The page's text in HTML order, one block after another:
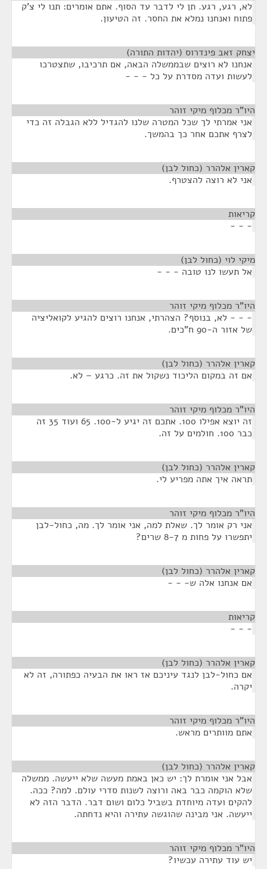
לא, רגע, רגע. תן לי לדבר עד הסוף. אתם אומרים: תנו לי צ'ק
פתוח ואנחנו נמלא את החסר. זה הטיעון.
יצחק זאב פינדרוס (יהדות התורה)
אנחנו לא רוצים שבממשלה הבאה, אם תרכיבו, שתצטרכו
לעשות ועדה מסדרת על כל - - -
היו"ר מכלוף מיקי זוהר
אני אמרתי לך שכל המטרה שלנו להגדיל ללא הגבלה זה כדי
לצרף אתכם אחר כך בהמשך.
קארין אלהרר (כחול לבן)
אני לא רוצה להצטרף.
קריאות
- - -
מיקי לוי (כחול לבן)
אל תעשו לנו טובה - - -
היו"ר מכלוף מיקי זוהר
- - - לא, בנוסף? הצהרתי, אנחנו רוצים להגיע לקואליציה
של אזור ה-90 ח"כים.
קארין אלהרר (כחול לבן)
אם זה במקום הליכוד נשקול את זה. כרגע – לא.
היו"ר מכלוף מיקי זוהר
זה יוצא אפילו 100. אתכם זה יגיע ל-100. 65 ועוד 35 זה
כבר 100. חולמים על זה.
קארין אלהרר (כחול לבן)
תראה איך אתה מפריע לי.
היו"ר מכלוף מיקי זוהר
אני רק אומר לך. שאלת למה, אני אומר לך. מה, כחול-לבן
יתפשרו על פחות מ 8-7 שרים?
קארין אלהרר (כחול לבן)
אם אנחנו אלה ש- - -
קריאות
- - -
קארין אלהרר (כחול לבן)
אם כחול-לבן לנגד עיניכם אז ראו את הבעיה כפתורה, זה לא
יקרה.
היו"ר מכלוף מיקי זוהר
אתם מוותרים מראש.
קארין אלהרר (כחול לבן)
אבל אני אומרת לך: יש כאן באמת מעשה שלא ייעשה. ממשלה
שלא הוקמה כבר באה ורוצה לשנות סדרי עולם. למה? ככה.
להקים ועדה מיוחדת בשביל כלום ושום דבר. הדבר הזה לא
ייעשה. אני מבינה שהוגשה עתירה והיא נדחתה.
היו"ר מכלוף מיקי זוהר
יש עוד עתירה עכשיו?